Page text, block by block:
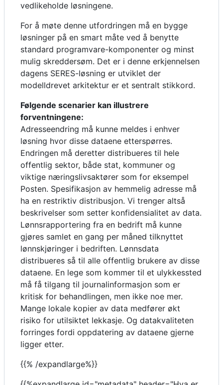
vedlikeholde løsningene.
For å møte denne utfordringen må en bygge
løsninger på en smart måte ved å benytte
standard programvare-komponenter og minst
mulig skreddersøm. Det er i denne erkjennelsen
dagens SERES-løsning er utviklet der
modelldrevet arkitektur er et sentralt stikkord.
Følgende scenarier kan illustrere
forventningene:
Adresseendring må kunne meldes i enhver
løsning hvor disse dataene etterspørres.
Endringen må deretter distribueres til hele
offentlig sektor, både stat, kommuner og
viktige næringslivsaktører som for eksempel
Posten. Spesifikasjon av hemmelig adresse må
ha en restriktiv distribusjon. Vi trenger altså
beskrivelser som setter konfidensialitet av data.
Lønnsrapportering fra en bedrift må kunne
gjøres samlet en gang per måned tilknyttet
lønnskjøringer i bedriften. Lønnsdata
distribueres så til alle offentlig brukere av disse
dataene. En lege som kommer til et ulykkessted
må få tilgang til journalinformasjon som er
kritisk for behandlingen, men ikke noe mer.
Mange lokale kopier av data medfører økt
risiko for utilsiktet lekkasje. Og datakvaliteten
forringes fordi oppdatering av dataene gjerne
ligger etter.
{{% /expandlarge%}}